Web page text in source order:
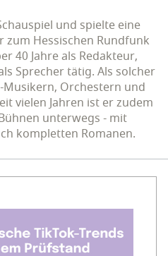
und spielte eine
zum Hessischen Rundfunk
40 Jahre als Redakteur,
Sprecher tätig. Als solcher
Orchestern und
vielen Jahren ist er zudem
unterwegs - mit
kompletten Romanen.